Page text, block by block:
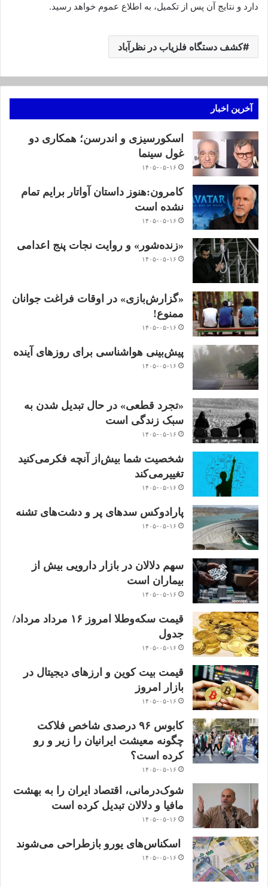
دارد و نتایج آن پس از تکمیل، به اطلاع عموم خواهد رسید.
کشف دستگاه فلزیاب در نظرآباد
آخرین اخبار
اسکورسیزی و اندرسن؛ همکاری دو
غول سینما
۱۴۰۵-۰۵-۱۶
کامرون:هنوز داستان آواتار برایم تمام
نشده است
۱۴۰۵-۰۵-۱۶
«زنده‌شور» و روایت نجات پنج اعدامی
۱۴۰۵-۰۵-۱۶
«گزارش‌بازی» در اوقات فراغت جوانان
ممنوع!
۱۴۰۵-۰۵-۱۶
پیش‌بینی هواشناسی برای روزهای آینده
۱۴۰۵-۰۵-۱۶
«تجرد قطعی» در حال تبدیل شدن به
سبک زندگی است
۱۴۰۵-۰۵-۱۶
شخصیت شما بیش‌از آنچه فکر‌می‌کنید
تغییر‌می‌کند
۱۴۰۵-۰۵-۱۶
پارادوکس سدهای پر و دشت‌های تشنه
۱۴۰۵-۰۵-۱۶
سهم دلالان در بازار دارویی بیش از
بیماران است
۱۴۰۵-۰۵-۱۶
قیمت سکه‌و‌طلا‌ امروز ۱۶ مرداد مرداد/
جدول
۱۴۰۵-۰۵-۱۶
قیمت بیت کوین و ارز‌های دیجیتال در
بازار امروز
۱۴۰۵-۰۵-۱۶
کابوس ۹۶ درصدی شاخص فلاکت
چگونه معیشت ایرانیان را زیر و رو
کرده است؟
۱۴۰۵-۰۵-۱۶
شوک‌درمانی، اقتصاد ایران را به بهشت
مافیا و دلالان تبدیل کرده است
۱۴۰۵-۰۵-۱۶
اسکناس‌های یورو بازطراحی می‌شوند
۱۴۰۵-۰۵-۱۶